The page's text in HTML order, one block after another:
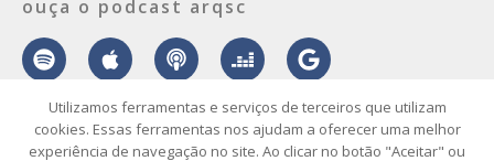
ouça o podcast arqsc
Utilizamos ferramentas e serviços de terceiros que utilizam
cookies. Essas ferramentas nos ajudam a oferecer uma melhor
experiência de navegação no site. Ao clicar no botão "Aceitar" ou